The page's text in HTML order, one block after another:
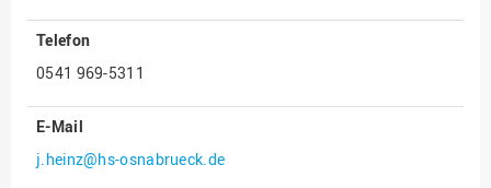
Nachhaltigkeit
Personalrat
Präsidialbüro
Telefon
0541 969-5311
E-Mail
j.heinz@hs-osnabrueck.de